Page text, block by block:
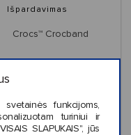
funkcijoms,
turiniui ir
SLAPUKAIS", jūs
Išpardavimas
Crocs™ Crocband
€44,99